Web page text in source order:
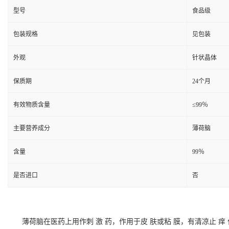
型号 食品级
包装规格 见包装
外观 针状晶体
保质期 24个月
有效物质含量 ≤99％
主要营养成分 薄荷脑
含量 99％
是否进口 否
薄荷脑在医药上用作刺 激 药，作用于皮 肤或粘 膜，有清凉止 痒